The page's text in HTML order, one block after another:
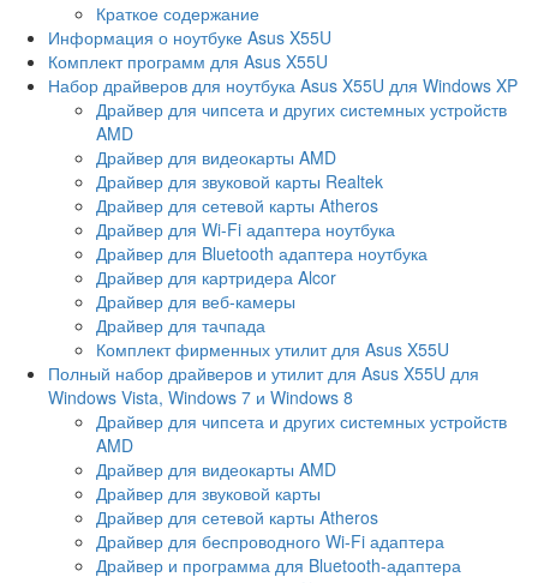
Краткое содержание
Информация о ноутбуке Asus X55U
Комплект программ для Asus X55U
Набор драйверов для ноутбука Asus X55U для Windows XP
Драйвер для чипсета и других системных устройств
AMD
Драйвер для видеокарты AMD
Драйвер для звуковой карты Realtek
Драйвер для сетевой карты Atheros
Драйвер для Wi-Fi адаптера ноутбука
Драйвер для Bluetooth адаптера ноутбука
Драйвер для картридера Alcor
Драйвер для веб-камеры
Драйвер для тачпада
Комплект фирменных утилит для Asus X55U
Полный набор драйверов и утилит для Asus X55U для
Windows Vista, Windows 7 и Windows 8
Драйвер для чипсета и других системных устройств
AMD
Драйвер для видеокарты AMD
Драйвер для звуковой карты
Драйвер для сетевой карты Atheros
Драйвер для беспроводного Wi-Fi адаптера
Драйвер и программа для Bluetooth-адаптера